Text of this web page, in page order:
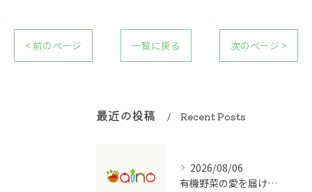
< 前のページ 一覧に戻る 次のページ >
最近の投稿 Recent Posts
2026/08/06
有機野菜の愛を届ける宅配の魅力